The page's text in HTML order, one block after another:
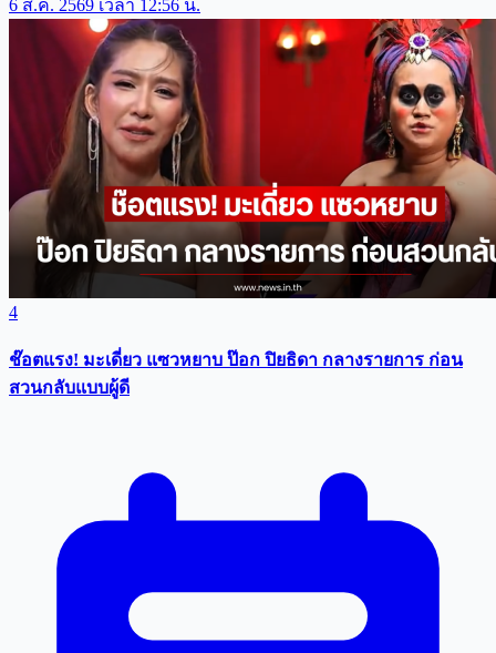
6 ส.ค. 2569 เวลา 12:56 น.
4
ช๊อตแรง! มะเดี่ยว แซวหยาบ ป๊อก ปิยธิดา กลางรายการ ก่อน
สวนกลับแบบผู้ดี